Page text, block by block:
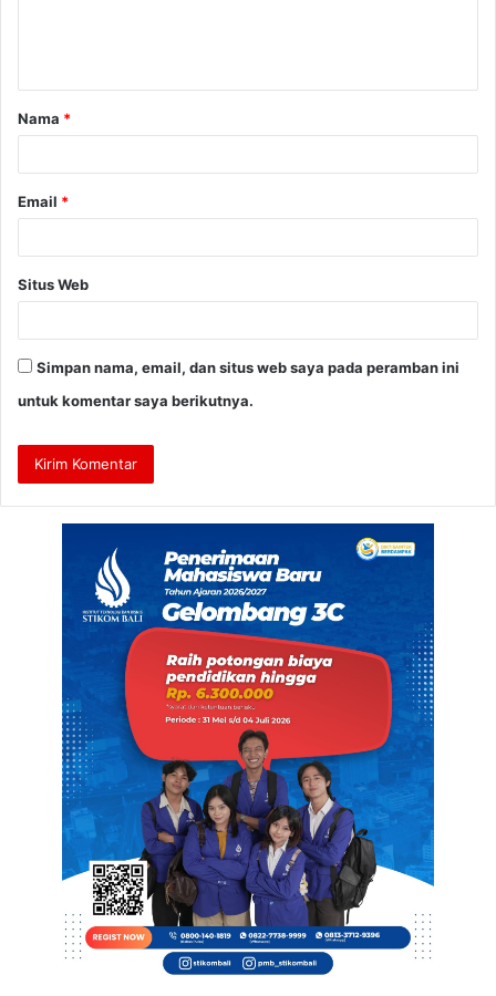
a
r
Nama *
Email *
Situs Web
Simpan nama, email, dan situs web saya pada peramban ini
untuk komentar saya berikutnya.